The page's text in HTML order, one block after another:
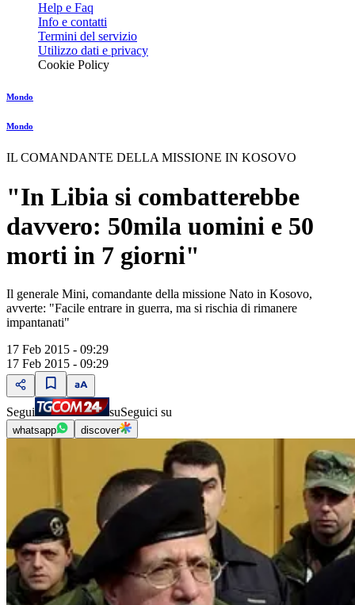
Help e Faq
Info e contatti
Termini del servizio
Utilizzo dati e privacy
Cookie Policy
Mondo
Mondo
IL COMANDANTE DELLA MISSIONE IN KOSOVO
"In Libia si combatterebbe
davvero: 50mila uomini e 50
morti in 7 giorni"
Il generale Mini, comandante della missione Nato in Kosovo,
avverte: "Facile entrare in guerra, ma si rischia di rimanere
impantanati"
17 Feb 2015 - 09:29
17 Feb 2015 - 09:29
Segui suSeguici su
whatsapp discover